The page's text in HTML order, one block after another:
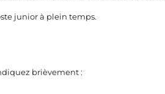
junior à plein temps.
brièvement :